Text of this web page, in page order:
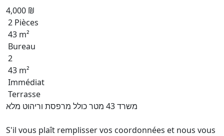
4,000 ₪
2 Pièces
43 m²
Bureau
2
43 m²
Immédiat
Terrasse
משרד 43 מטר כולל מרפסת וריהוט מלא
S'il vous plaît remplisser vos coordonnées et nous vous